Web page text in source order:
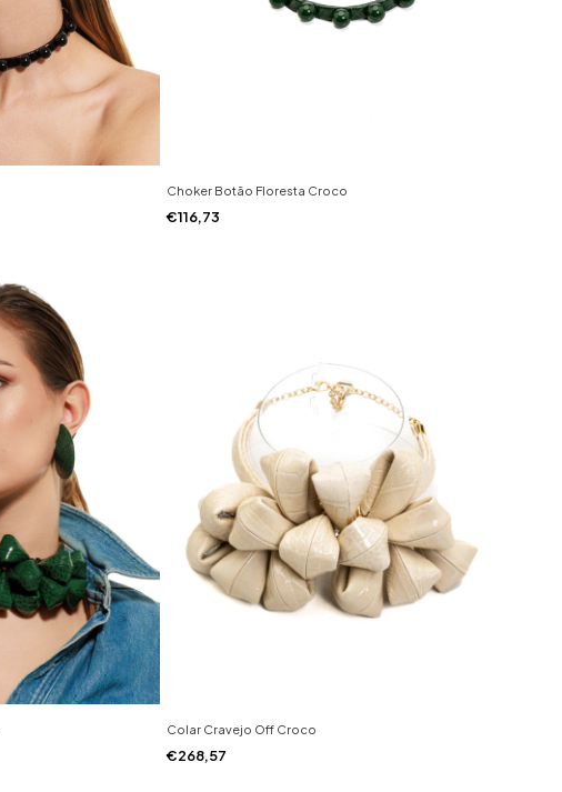
Choker Botão Floresta Croco
€116,73
Colar Cravejo Off Croco
€268,57